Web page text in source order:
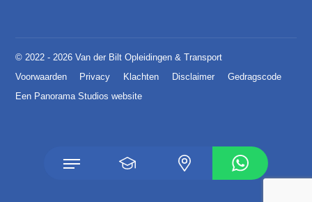
© 2022 - 2026 Van der Bilt Opleidingen & Transport
Voorwaarden
Privacy Klachten Disclaimer
Gedragscode
Een Panorama Studios website